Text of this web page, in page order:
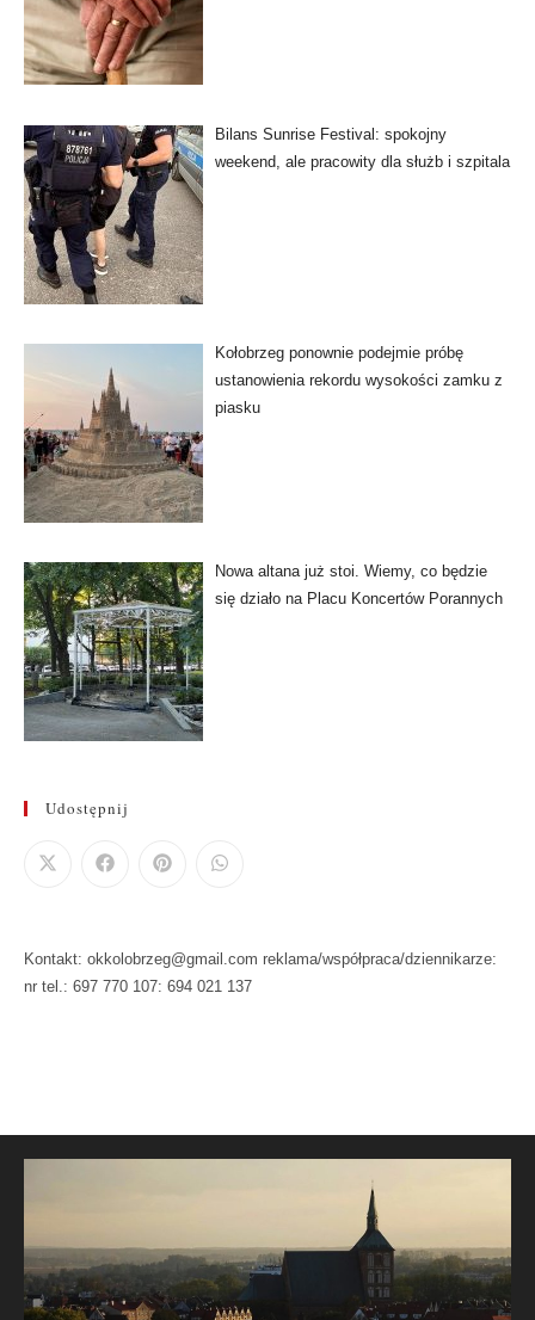
Bilans Sunrise Festival: spokojny
weekend, ale pracowity dla służb i szpitala
Kołobrzeg ponownie podejmie próbę
ustanowienia rekordu wysokości zamku z
piasku
Nowa altana już stoi. Wiemy, co będzie
się działo na Placu Koncertów Porannych
Udostępnij
Kontakt: okkolobrzeg@gmail.com reklama/współpraca/dziennikarze:
nr tel.: 697 770 107: 694 021 137